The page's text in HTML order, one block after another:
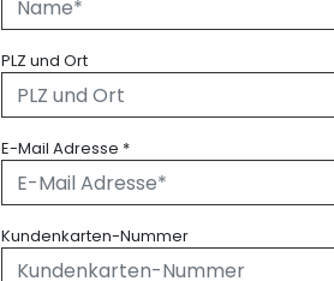
PLZ und Ort
E-Mail Adresse *
Kundenkarten-Nummer